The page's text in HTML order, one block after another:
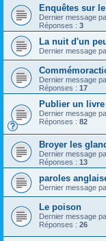
Enquêtes sur
Dernier message
Réponses : 3
La nuit d'un
Dernier message
Dernier message
Réponses : 17
Publier un
Dernier message
Réponses : 82
Broyer les
Dernier message
Réponses : 13
paroles
Dernier message
Le poison
Dernier message
Réponses : 26